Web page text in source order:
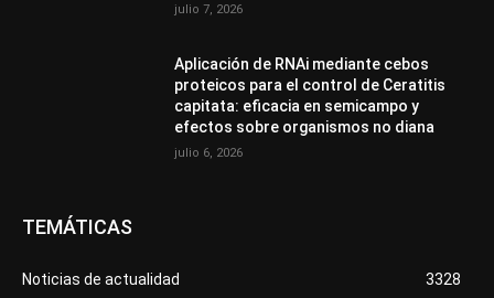
julio 7, 2026
Aplicación de RNAi mediante cebos
proteicos para el control de Ceratitis
capitata: eficacia en semicampo y
efectos sobre organismos no diana
julio 6, 2026
TEMÁTICAS
Noticias de actualidad
3328